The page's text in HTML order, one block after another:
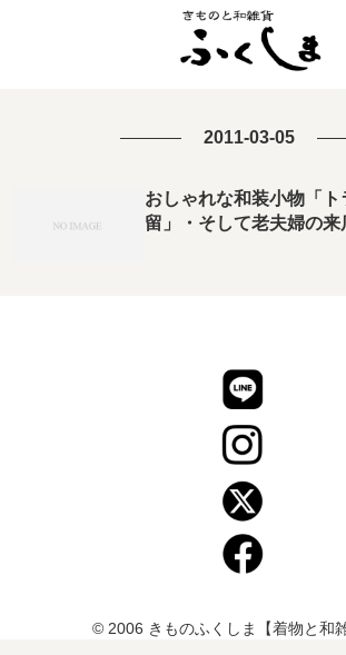
2011-03-05
おしゃれな和装小物「
留」・そして老夫婦の来
© 2006 きものふくしま【着物と和雑